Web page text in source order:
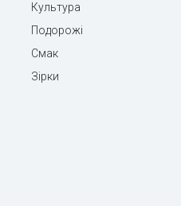
Культура
Подорожі
Смак
Зірки